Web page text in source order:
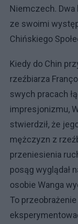
Niemczech. Dwa
ze swoimi
Chińskiego
Kiedy do Chin
rzeźbiarza
swych pracach
impresjonizmu,
stwierdził, że
mężczyzn z
przeniesienia
posąg wyglądał
osobie Wanga
To przeobrażenie